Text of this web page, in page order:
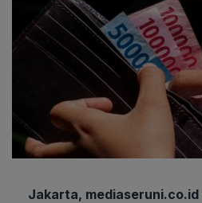
Jakarta, mediaseruni.co.id